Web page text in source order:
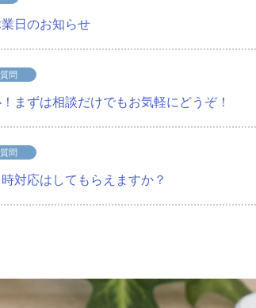
日のお知らせ
問
まずは相談だけでもお気軽にどうぞ！
問
対応はしてもらえますか？